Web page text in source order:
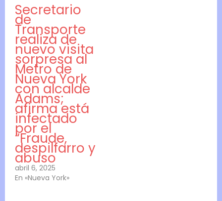
Secretario
de
Transporte
realiza de
nuevo visita
sorpresa al
Metro de
Nueva York
con alcalde
Adams;
afirma está
infectado
por el
“Fraude,
despilfarro y
abuso
abril 6, 2025
En «Nueva York»